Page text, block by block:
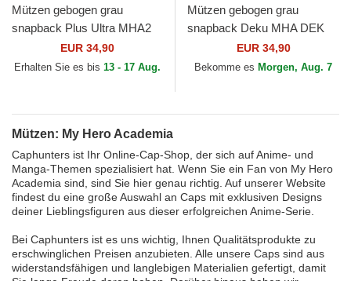
Mützen gebogen grau
snapback Plus Ultra MHA2
LMH My Hero Academia von
Capslab
EUR 34,90
Erhalten Sie es bis 13 - 17 Aug.
Mützen gebogen grau
snapback Deku MHA DEK
Izuku Midoriya My Hero
Academia von Capslab
EUR 34,90
Bekomme es Morgen, Aug. 7
Mützen: My Hero Academia
Caphunters ist Ihr Online-Cap-Shop, der sich auf Anime- und
Manga-Themen spezialisiert hat. Wenn Sie ein Fan von My Hero
Academia sind, sind Sie hier genau richtig. Auf unserer Website
findest du eine große Auswahl an Caps mit exklusiven Designs
deiner Lieblingsfiguren aus dieser erfolgreichen Anime-Serie.
Bei Caphunters ist es uns wichtig, Ihnen Qualitätsprodukte zu
erschwinglichen Preisen anzubieten. Alle unsere Caps sind aus
widerstandsfähigen und langlebigen Materialien gefertigt, damit